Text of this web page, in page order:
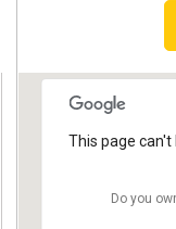
This page can't
Do you